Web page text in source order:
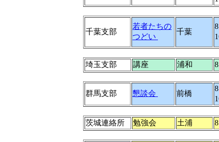
千葉支部
若者たちの
つどい
千葉
埼玉支部 講座 浦和
群馬支部 懇談会 前橋
茨城連絡所 勉強会 土浦